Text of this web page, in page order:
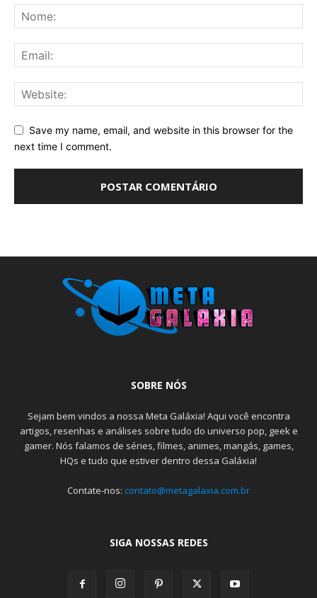
Save my name, email, and website in this browser for the
next time I comment.
SOBRE NÓS
Sejam bem vindos a nossa Meta Galáxia! Aqui você encontra
artigos, resenhas e análises sobre tudo do universo pop, geek e
gamer. Nós falamos de séries, filmes, animes, mangás, games,
HQs e tudo que estiver dentro dessa Galáxia!
Contate-nos: contato@metagalaxia.com.br
SIGA NOSSAS REDES